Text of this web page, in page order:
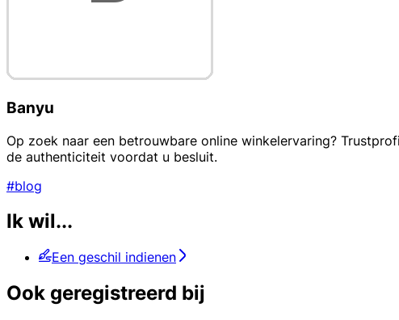
Banyu
Op zoek naar een betrouwbare online winkelervaring?
de authenticiteit voordat u besluit.
#blog
Ik wil...
Een geschil indienen
Ook geregistreerd bij